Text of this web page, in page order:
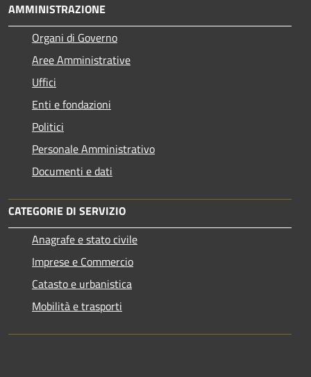
AMMINISTRAZIONE
Organi di Governo
Aree Amministrative
Uffici
Enti e fondazioni
Politici
Personale Amministrativo
Documenti e dati
CATEGORIE DI SERVIZIO
Anagrafe e stato civile
Imprese e Commercio
Catasto e urbanistica
Mobilità e trasporti